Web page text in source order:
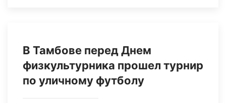
В Тамбове перед Днем
физкультурника прошел турнир
по уличному футболу